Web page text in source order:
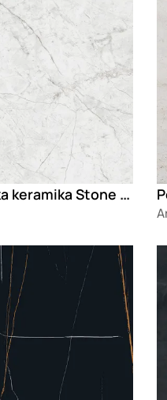
Porcelanska keramika Stone Mystic White